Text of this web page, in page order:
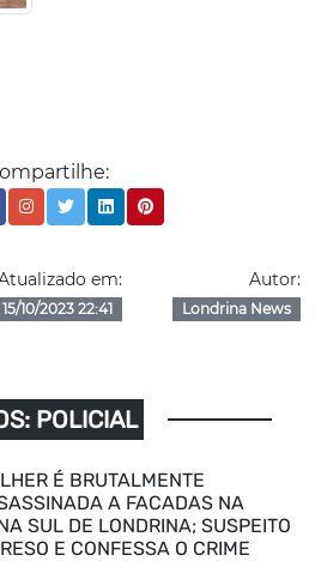
em:
15/10/2023 22:41
Autor:
Londrina News
POLICIAL
É BRUTALMENTE
A FACADAS NA
SUL DE LONDRINA; SUSPEITO
E CONFESSA O CRIME